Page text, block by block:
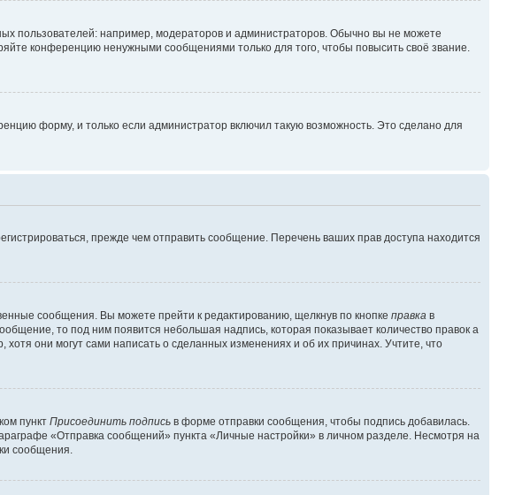
пользователей: например, модераторов и администраторов. Обычно вы не можете
конференцию ненужными сообщениями только для того, чтобы повысить своё звание.
форму, и только если администратор включил такую возможность. Это сделано для
прежде чем отправить сообщение. Перечень ваших прав доступа находится
сообщения. Вы можете прейти к редактированию, щелкнув по кнопке правка в
то под ним появится небольшая надпись, которая показывает количество правок а
они могут сами написать о сделанных изменениях и об их причинах. Учтите, что
пункт Присоединить подпись в форме отправки сообщения, чтобы подпись добавилась.
«Отправка сообщений» пункта «Личные настройки» в личном разделе. Несмотря на
сообщения.